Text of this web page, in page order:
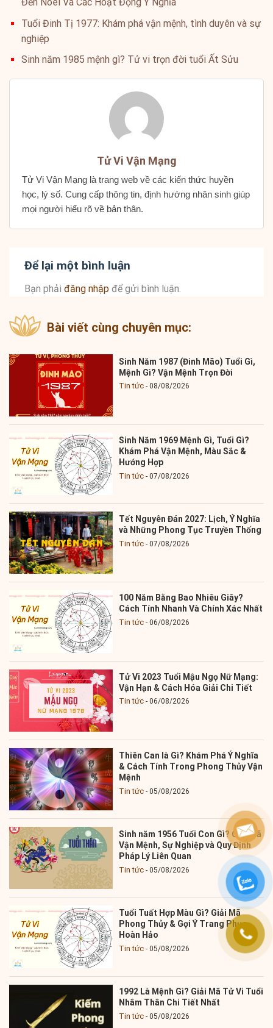
Tuổi Đinh Tị 1977: Khám phá vận mệnh, tình duyên và sự
nghiệp
Sinh năm 1985 mệnh gì? Tử vi trọn đời tuổi Ất Sửu
Tử Vi Vận Mạng
Tử Vi Vận Mạng là trang web về các kiến thức huyền
học, lý số. Cung cấp thông tin, định hướng nhân sinh giúp
mọi người hiểu rõ về bản thân.
Để lại một bình luận
Bạn phải đăng nhập để gửi bình luận.
Bài viết cùng chuyên mục:
Sinh Năm 1987 (Đinh Mão) Tuổi Gì,
Mệnh Gì? Vận Mệnh Trọn Đời
Tin tức 08/08/2026
Sinh Năm 1969 Mệnh Gì, Tuổi Gì?
Khám Phá Vận Mệnh, Màu Sắc &
Hướng Hợp
Tin tức 07/08/2026
Tết Nguyên Đán 2027: Lịch, Ý Nghĩa
và Những Phong Tục Truyền Thống
Tin tức 07/08/2026
100 Năm Bằng Bao Nhiêu Giây?
Cách Tính Nhanh Và Chính Xác Nhất
Tin tức 06/08/2026
Tử Vi 2023 Tuổi Mậu Ngọ Nữ Mạng:
Vận Hạn & Cách Hóa Giải Chi Tiết
Tin tức 06/08/2026
Thiên Can là Gì? Khám Phá Ý Nghĩa
& Cách Tính Trong Phong Thủy Vận
Mệnh
Tin tức 05/08/2026
Sinh năm 1956 Tuổi Con Gì? Giải Mã
Vận Mệnh, Sự Nghiệp và Quy Định
Pháp Lý Liên Quan
Tin tức 05/08/2026
Tuổi Tuất Hợp Màu Gì? Giải Mã
Phong Thủy & Gợi Ý Trang Phục
Hoàn Hảo
Tin tức 05/08/2026
1992 Là Mệnh Gì? Giải Mã Tử Vi Tuổi
Nhâm Thân Chi Tiết Nhất
Tin tức 05/08/2026